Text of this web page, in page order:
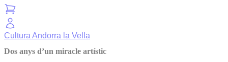
Cultura Andorra la Vella
Dos anys d’un miracle artístic